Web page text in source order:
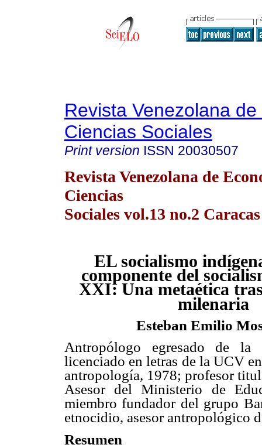
Revista Venezolana
Ciencias Sociales
Print version ISSN 20030507
Revista Venezolana de
Ciencias
Sociales vol.13 no.2
EL socialismo
componente del
XXI: Una metaética
milenaria
Esteban Emilio
Antropólogo egresado de
licenciado en letras de la UCV
antropología, 1978; profesor
Asesor del Ministerio de
miembro fundador del grupo
etnocidio, asesor antropológico
Resumen